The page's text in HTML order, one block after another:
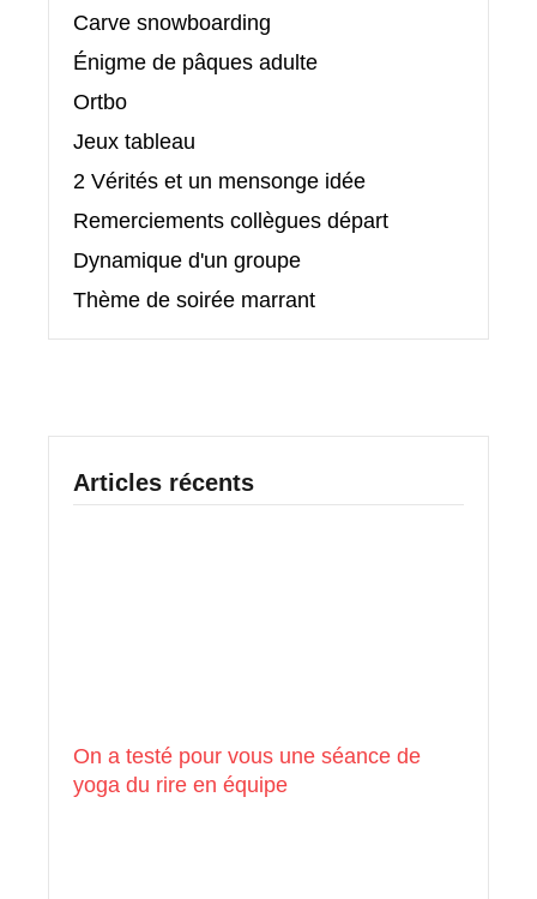
Carve snowboarding
Énigme de pâques adulte
Ortbo
Jeux tableau
2 Vérités et un mensonge idée
Remerciements collègues départ
Dynamique d'un groupe
Thème de soirée marrant
Articles récents
On a testé pour vous une séance de
yoga du rire en équipe